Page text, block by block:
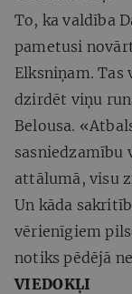
To, ka valdība
pametusi
Elksniņam.
dzirdēt viņu
Belousa.
sasniedzamību
attālumā, visu
Un kāda
vērienīgiem
notiks pēdējā
VIEDOKĻI